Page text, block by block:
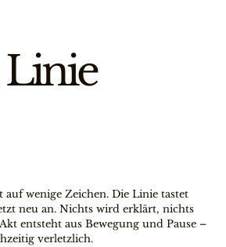
wenige Zeichen. Die Linie tastet
neu an. Nichts wird erklärt, nichts
entsteht aus Bewegung und Pause –
verletzlich.